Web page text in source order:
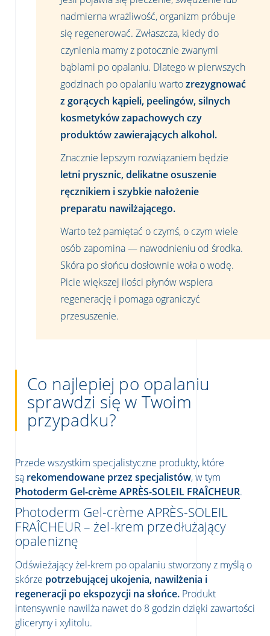
nadmierna wrażliwość, organizm próbuje
się regenerować. Zwłaszcza, kiedy do
czynienia mamy z potocznie zwanymi
bąblami po opalaniu. Dlatego w pierwszych
godzinach po opalaniu wartozrezygnować
z gorących kąpieli, peelingów, silnych
kosmetyków zapachowych czy
produktów zawierających alkohol.
Znacznie lepszym rozwiązaniem będzie
letni prysznic, delikatne osuszenie
ręcznikiem i szybkie nałożenie
preparatu nawilżającego.
Warto też pamiętać o czymś, o czym wiele
osób zapomina — nawodnieniu od środka.
Skóra po słońcu dosłownie woła o wodę.
Picie większej ilości płynów wspiera
regenerację i pomaga ograniczyć
przesuszenie.
Co najlepiej po opalaniu
sprawdzi się w Twoim
przypadku?
Przede wszystkim specjalistyczne produkty, które
są rekomendowane przez specjalistów, w tym
Photoderm Gel-crème APRÈS-SOLEIL FRAÎCHEUR.
Photoderm Gel-crème APRÈS-SOLEIL
FRAÎCHEUR – żel-krem przedłużający
opaleniznę
Odświeżający żel-krem po opalaniu stworzony z myślą o
skórze potrzebującej ukojenia, nawilżenia i
regeneracji po ekspozycji na słońce. Produkt
intensywnie nawilża nawet do 8 godzin dzięki zawartości
gliceryny i xylitolu.